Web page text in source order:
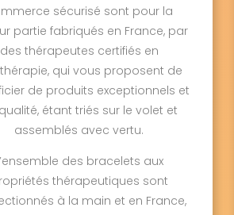
sécurisé sont pour la
partie fabriqués en France, par
des thérapeutes certifiés en
qui vous proposent de
de produits exceptionnels et
étant triés sur le volet et
assemblés avec vertu.
des bracelets aux
thérapeutiques sont
à la main et en France,